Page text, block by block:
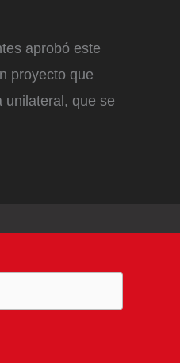
aprobó este
proyecto que
unilateral, que se